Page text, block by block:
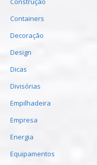
Containers
Decoração
Design
Dicas
Divisórias
Empilhadeira
Empresa
Energia
Equipamentos